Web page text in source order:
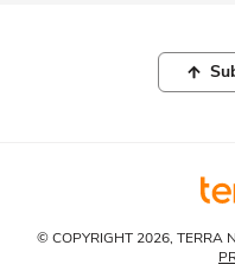
© COPYRIGHT 2026, TERRA